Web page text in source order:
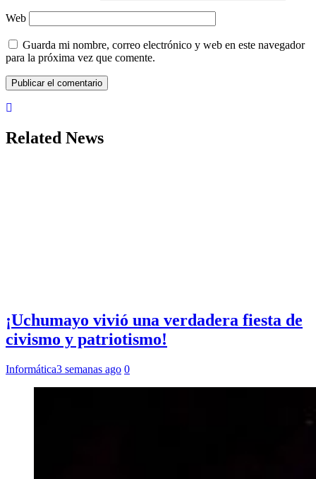
Web
Guarda mi nombre, correo electrónico y web en este navegador
para la próxima vez que comente.
Related News
¡Uchumayo vivió una verdadera fiesta de
civismo y patriotismo!
Informática3 semanas ago 0